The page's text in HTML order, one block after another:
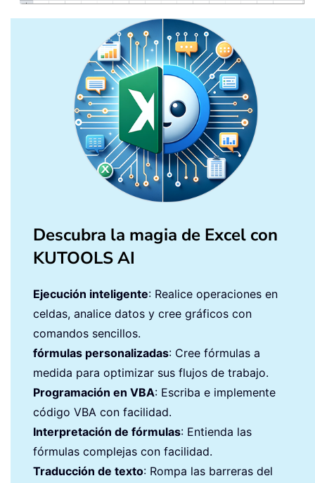
Descubra la magia de Excel con
KUTOOLS AI
Ejecución inteligente: Realice operaciones en
celdas, analice datos y cree gráficos con
comandos sencillos.
fórmulas personalizadas: Cree fórmulas a
medida para optimizar sus flujos de trabajo.
Programación en VBA: Escriba e implemente
código VBA con facilidad.
Interpretación de fórmulas: Entienda las
fórmulas complejas con facilidad.
Traducción de texto: Rompa las barreras del